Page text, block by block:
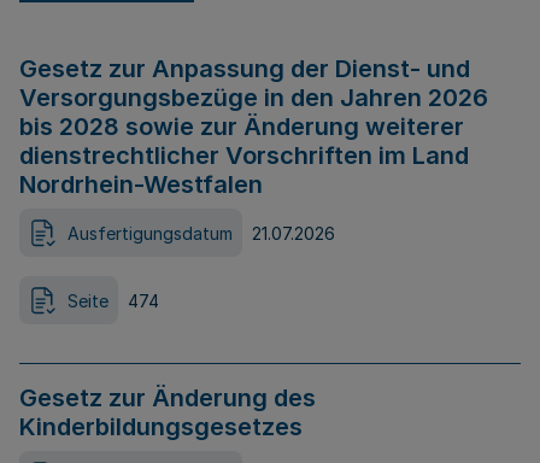
Gesetz zur Anpassung der Dienst- und
Versorgungsbezüge in den Jahren 2026
bis 2028 sowie zur Änderung weiterer
dienstrechtlicher Vorschriften im Land
Nordrhein-Westfalen
Ausfertigungsdatum 21.07.2026
Seite 474
Gesetz zur Änderung des
Kinderbildungsgesetzes